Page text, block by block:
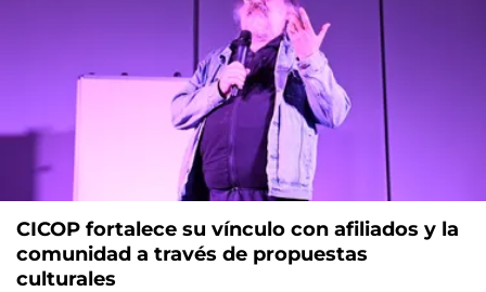
CICOP fortalece su vínculo con afiliados y la
comunidad a través de propuestas
culturales